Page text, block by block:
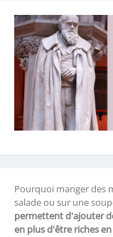
Pourquoi manger des
salade ou sur une
permettent d'ajouter
en plus d'être riches